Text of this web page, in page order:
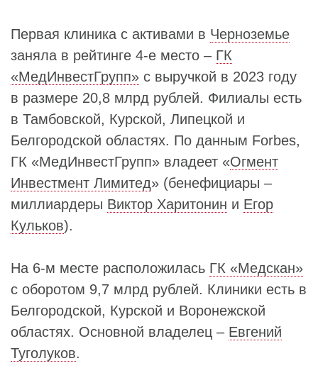
Первая клиника с активами в Черноземье
заняла в рейтинге 4-е место – ГК
«МедИнвестГрупп» с выручкой в 2023 году
в размере 20,8 млрд рублей. Филиалы есть
в Тамбовской, Курской, Липецкой и
Белгородской областях. По данным Forbes,
ГК «МедИнвестГрупп» владеет «Огмент
Инвестмент Лимитед» (бенефициары –
миллиардеры Виктор Харитонин и Егор
Кульков).
На 6-м месте расположилась ГК «Медскан»
с оборотом 9,7 млрд рублей. Клиники есть в
Белгородской, Курской и Воронежской
областях. Основной владелец – Евгений
Туголуков.